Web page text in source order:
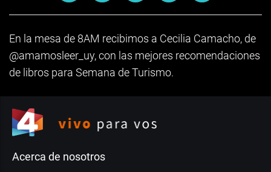
En la mesa de 8AM recibimos a Cecilia Camacho, de
@amamosleer_uy, con las mejores recomendaciones
de libros para Semana de Turismo.
Acerca de nosotros